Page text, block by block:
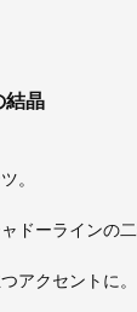
結晶
。
ドーラインの
アクセントに。